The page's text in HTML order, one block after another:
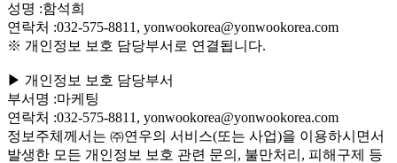
성명 :함석희
연락처 :032-575-8811, yonwookorea@yonwookorea.com
※ 개인정보 보호 담당부서로 연결됩니다.
▶ 개인정보 보호 담당부서
부서명 :마케팅
연락처 :032-575-8811, yonwookorea@yonwookorea.com
정보주체께서는 ㈜연우의 서비스(또는 사업)을 이용하시면서
발생한 모든 개인정보 보호 관련 문의, 불만처리, 피해구제 등